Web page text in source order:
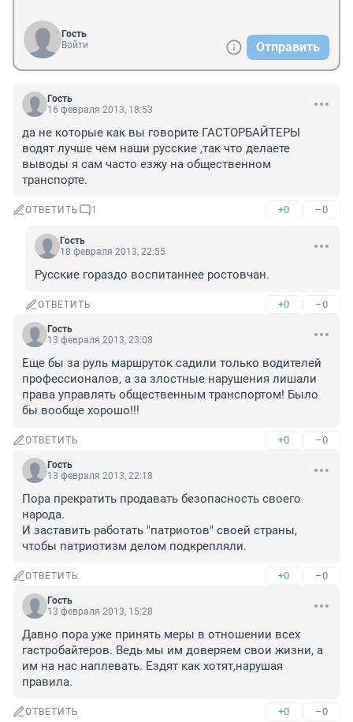
Гость
Войти
Отправить
Гость
16 февраля 2013, 18:53
да не которые как вы говорите ГАСТОРБАЙТЕРЫ
водят лучше чем наши русские ,так что делаете
выводы я сам часто езжу на общественном
транспорте.
ОТВЕТИТЬ 1 +0 –0
Гость
18 февраля 2013, 22:55
Русские гораздо воспитаннее ростовчан.
ОТВЕТИТЬ +0 –0
Гость
13 февраля 2013, 23:08
Еще бы за руль маршруток садили только водителей
профессионалов, а за злостные нарушения лишали
права управлять общественным транспортом! Было
бы вообще хорошо!!!
ОТВЕТИТЬ +0 –0
Гость
13 февраля 2013, 22:18
Пора прекратить продавать безопасность своего
народа.
И заставить работать "патриотов" своей страны,
чтобы патриотизм делом подкрепляли.
ОТВЕТИТЬ +0 –0
Гость
13 февраля 2013, 15:28
Давно пора уже принять меры в отношении всех
гастробайтеров. Ведь мы им доверяем свои жизни, а
им на нас наплевать. Ездят как хотят,нарушая
правила.
ОТВЕТИТЬ +0 –0